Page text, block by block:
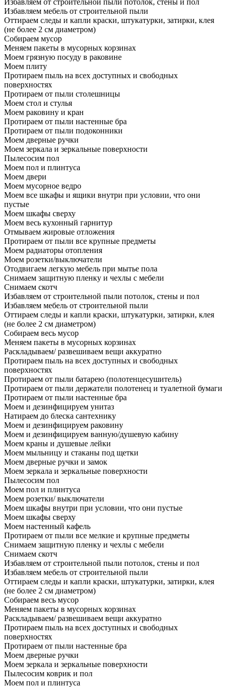
Избавляем от строительной пыли потолок, стены и пол
Избавляем мебель от строительной пыли
Оттираем следы и капли краски, штукатурки, затирки, клея
(не более 2 см диаметром)
Собираем мусор
Меняем пакеты в мусорных корзинах
Моем грязную посуду в раковине
Моем плиту
Протираем пыль на всех доступных и свободных
поверхностях
Протираем от пыли столешницы
Моем стол и стулья
Моем раковину и кран
Протираем от пыли настенные бра
Протираем от пыли подоконники
Моем дверные ручки
Моем зеркала и зеркальные поверхности
Пылесосим пол
Моем пол и плинтуса
Моем двери
Моем мусорное ведро
Моем все шкафы и ящики внутри при условии, что они
пустые
Моем шкафы сверху
Моем весь кухонный гарнитур
Отмываем жировые отложения
Протираем от пыли все крупные предметы
Моем радиаторы отопления
Моем розетки/выключатели
Отодвигаем легкую мебель при мытье пола
Снимаем защитную пленку и чехлы с мебели
Снимаем скотч
Избавляем от строительной пыли потолок, стены и пол
Избавляем мебель от строительной пыли
Оттираем следы и капли краски, штукатурки, затирки, клея
(не более 2 см диаметром)
Собираем весь мусор
Меняем пакеты в мусорных корзинах
Раскладываем/ развешиваем вещи аккуратно
Протираем пыль на всех доступных и свободных
поверхностях
Протираем от пыли батарею (полотенцесушитель)
Протираем от пыли держатели полотенец и туалетной бумаги
Протираем от пыли настенные бра
Моем и дезинфицируем унитаз
Натираем до блеска сантехнику
Моем и дезинфицируем раковину
Моем и дезинфицируем ванную/душевую кабину
Моем краны и душевые лейки
Моем мыльницу и стаканы под щетки
Моем дверные ручки и замок
Моем зеркала и зеркальные поверхности
Пылесосим пол
Моем пол и плинтуса
Моем розетки/ выключатели
Моем шкафы внутри при условии, что они пустые
Моем шкафы сверху
Моем настенный кафель
Протираем от пыли все мелкие и крупные предметы
Снимаем защитную пленку и чехлы с мебели
Снимаем скотч
Избавляем от строительной пыли потолок, стены и пол
Избавляем мебель от строительной пыли
Оттираем следы и капли краски, штукатурки, затирки, клея
(не более 2 см диаметром)
Собираем весь мусор
Меняем пакеты в мусорных корзинах
Раскладываем/ развешиваем вещи аккуратно
Протираем пыль на всех доступных и свободных
поверхностях
Протираем от пыли настенные бра
Моем дверные ручки
Моем зеркала и зеркальные поверхности
Пылесосим коврик и пол
Моем пол и плинтуса